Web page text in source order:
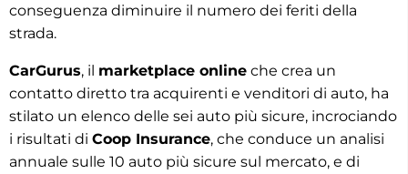
conseguenza diminuire il numero dei feriti della
strada.
CarGurus, il marketplace online che crea un
contatto diretto tra acquirenti e venditori di auto, ha
stilato un elenco delle sei auto più sicure, incrociando
i risultati di Coop Insurance, che conduce un analisi
annuale sulle 10 auto più sicure sul mercato, e di